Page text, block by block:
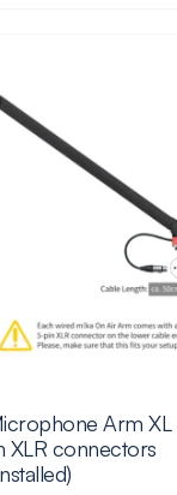
Arm XL
XLR connectors